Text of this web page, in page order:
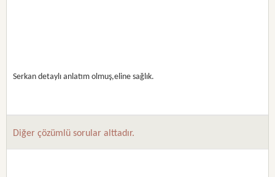
Serkan detaylı anlatım olmuş,eline sağlık.
Diğer çözümlü sorular alttadır.